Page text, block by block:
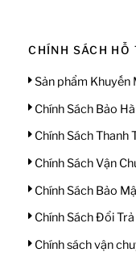
CHÍNH SÁCH HỖ
Sản phẩm Khuyến
Chính Sách Bảo
Chính Sách Thanh
Chính Sách Vận
Chính Sách Bảo
Chính Sách Đổi Trả
Chính sách vận